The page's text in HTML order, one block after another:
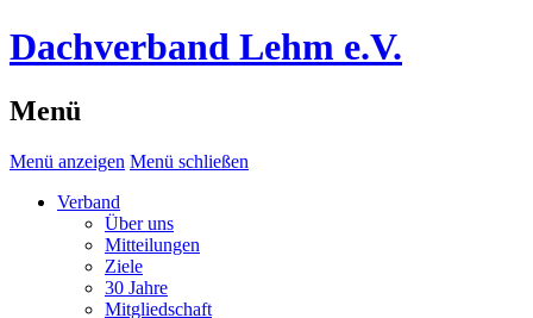
Dachverband Lehm e.V.
Menü
Menü anzeigen Menü schließen
Verband
Über uns
Mitteilungen
Ziele
30 Jahre
Mitgliedschaft